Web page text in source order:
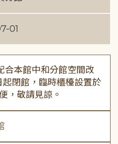
01
合本館中和分館空間改
閉館，臨時櫃檯設置於
，敬請見諒。